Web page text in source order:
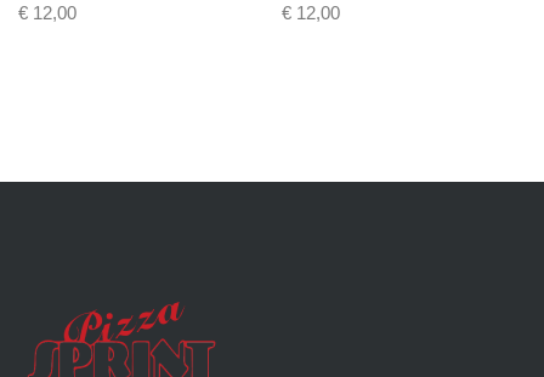
€ 12,00 € 12,00